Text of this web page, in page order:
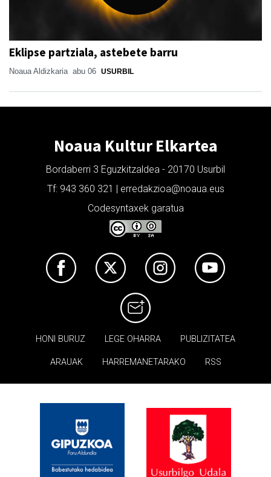
Eklipse partziala, astebete barru
Noaua Aldizkaria abu 06 USURBIL
Noaua Kultur Elkartea
Bordaberri 3 Eguzkitzaldea - 20170 Usurbil
Tf: 943 360 321 | erredakzioa@noaua.eus
Codesyntaxek garatua
HONI BURUZ LEGE OHARRA PUBLIZITATEA
ARAUAK HARREMANETARAKO RSS